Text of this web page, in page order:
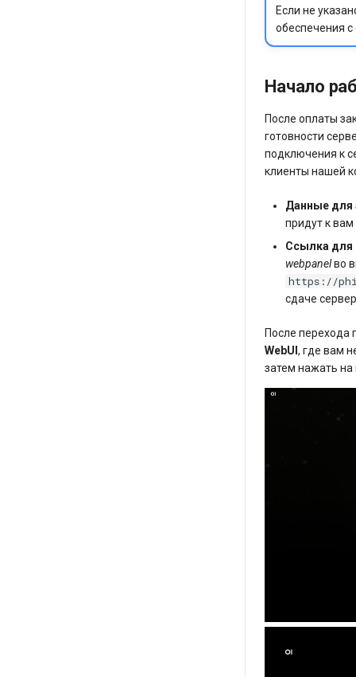
Если не
обеспечения с
Начало
После оплаты
готовности
подключения к
клиенты нашей
Данные для
придут к вам
Ссылка для
webpanelво
https://
сдаче
После перехода
WebUI, где вам
затем нажать на